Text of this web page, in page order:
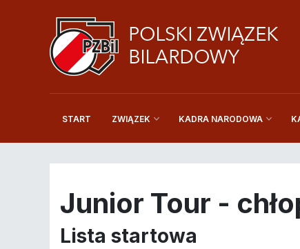
START ZWIĄZEK KADRA NARODOWA
Junior Tour -
Lista startowa